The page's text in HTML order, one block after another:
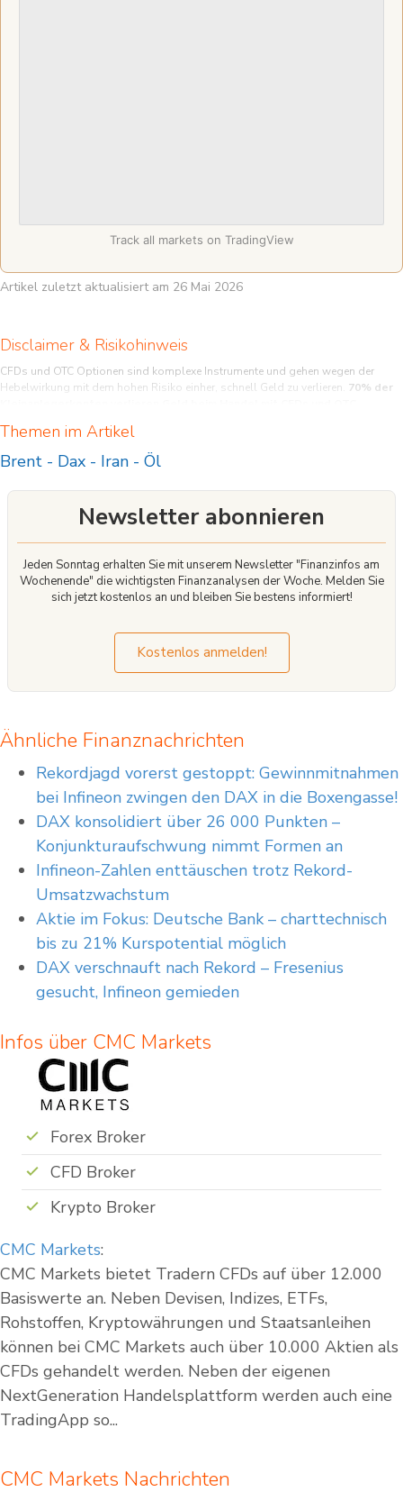
Track all markets on TradingView
Artikel zuletzt aktualisiert am 26 Mai 2026
Disclaimer & Risikohinweis
CFDs und OTC Optionen sind komplexe Instrumente und gehen wegen der
Hebelwirkung mit dem hohen Risiko einher, schnell Geld zu verlieren. 70% der
CFDs und OTC Optionen funktionieren, und ob Sie es sich leisten können, das
hohe Risiko einzugehen, Ihr Geld zu verlieren.
Themen im Artikel
Brent - Dax - Iran - Öl
Newsletter abonnieren
Jeden Sonntag erhalten Sie mit unserem Newsletter "Finanzinfos am
Wochenende" die wichtigsten Finanzanalysen der Woche. Melden Sie
sich jetzt kostenlos an und bleiben Sie bestens informiert!
Kostenlos anmelden!
Ähnliche Finanznachrichten
Rekordjagd vorerst gestoppt: Gewinnmitnahmen
bei Infineon zwingen den DAX in die Boxengasse!
DAX konsolidiert über 26 000 Punkten –
Konjunkturaufschwung nimmt Formen an
Infineon-Zahlen enttäuschen trotz Rekord-
Umsatzwachstum
Aktie im Fokus: Deutsche Bank – charttechnisch
bis zu 21% Kurspotential möglich
DAX verschnauft nach Rekord – Fresenius
gesucht, Infineon gemieden
Infos über CMC Markets
Forex Broker
CFD Broker
Krypto Broker
CMC Markets:
CMC Markets bietet Tradern CFDs auf über 12.000
Basiswerte an. Neben Devisen, Indizes, ETFs,
Rohstoffen, Kryptowährungen und Staatsanleihen
können bei CMC Markets auch über 10.000 Aktien als
CFDs gehandelt werden. Neben der eigenen
NextGeneration Handelsplattform werden auch eine
TradingApp so...
CMC Markets Nachrichten